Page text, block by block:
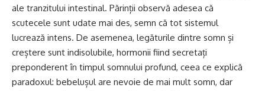
ale tranzitului intestinal. Părinții observă adesea că
scutecele sunt udate mai des, semn că tot sistemul
lucrează intens. De asemenea, legăturile dintre somn și
creștere sunt indisolubile, hormonii fiind secretați
preponderent în timpul somnului profund, ceea ce explică
paradoxul: bebelușul are nevoie de mai mult somn, dar